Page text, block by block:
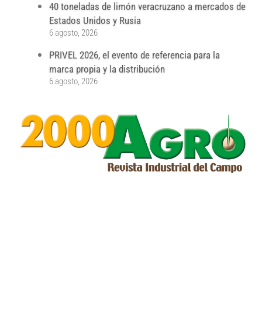
40 toneladas de limón veracruzano a mercados de
Estados Unidos y Rusia
6 agosto, 2026
PRIVEL 2026, el evento de referencia para la
marca propia y la distribución
6 agosto, 2026